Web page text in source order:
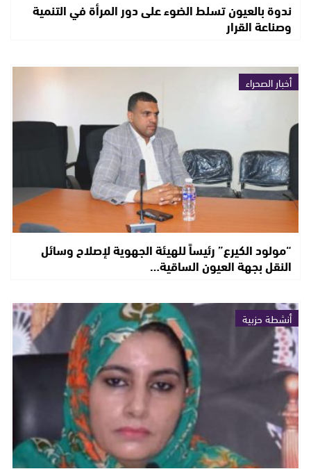
ندوة بالعيون تسلط الضوء على دور المرأة في التنمية
وصناعة القرار
أخبار الصحراء
“مولود الكيرع” رئيساً للهيئة الجهوية لإصلاح وسائل
النقل بجهة العيون الساقية…
أنشطة حزبية